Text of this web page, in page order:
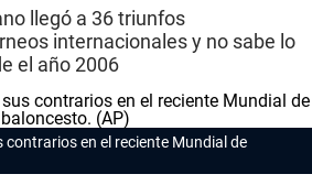
llegó a 36 triunfos
internacionales y no sabe lo
el año 2006
contrarios en el reciente Mundial de